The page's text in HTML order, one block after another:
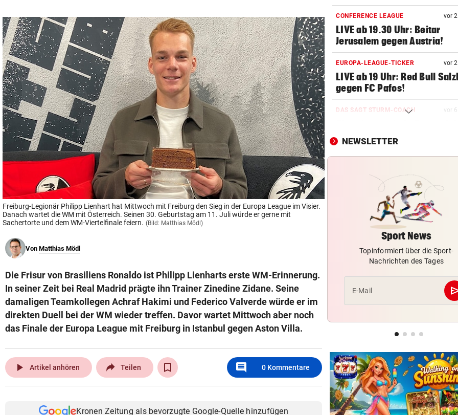
© Krone Multimedia GmbH & Co KG 2026
Muthgasse 2, 1190 Wien
Freiburg-Legionär Philipp Lienhart hat Mittwoch mit Freiburg den Sieg in der Europa League im Visier.
Danach wartet die WM mit Österreich. Seinen 30. Geburtstag am 11. Juli würde er gerne mit
Sachertorte und dem WM-Viertelfinale feiern. (Bild: Matthias Mödl)
Von Matthias Mödl
Die Frisur von Brasiliens Ronaldo ist Philipp Lienharts erste WM-Erinnerung.
In seiner Zeit bei Real Madrid prägte ihn Trainer Zinedine Zidane. Seine
damaligen Teamkollegen Achraf Hakimi und Federico Valverde würde er im
direkten Duell bei der WM wieder treffen. Davor wartet Mittwoch aber noch
das Finale der Europa League mit Freiburg in Istanbul gegen Aston Villa.
play_arrow Artikel anhören Teilen comment 0 Kommentare
Kronen Zeitung als bevorzugte Google-Quelle hinzufügen
CONFERENCE LEAGUE vor
LIVE ab 19.30 Uhr: Beitar
Jerusalem gegen Austria!
EUROPA-LEAGUE-TICKER vor
LIVE ab 19 Uhr: Red Bull
gegen FC Pafos!
DAS SAGT STURM-COACH vor
die Mannschaft“
WIEDERHOLUNGSTÄTER vor
Eto‘o aufgehoben
CHAMPIONS-LEAGUE-QUALI
Sturm Graz bei Fenerbahce
Istanbul ohne Chance
FRÜCHTL „NEUER ZWEIER“ vor
Red Bull Salzburg hat neuen
Tormann gefunden
vor
den Wörthersee
Ex-Salzburg-Coach
Premier-League-Klub
NEWSLETTER
Sport News
Topinformiert über die Sport-
Nachrichten des Tages
E-Mail